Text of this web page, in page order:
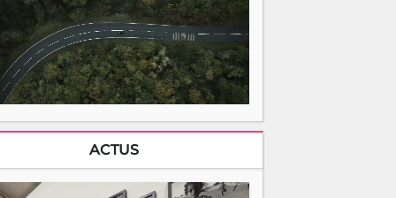
ACTUS